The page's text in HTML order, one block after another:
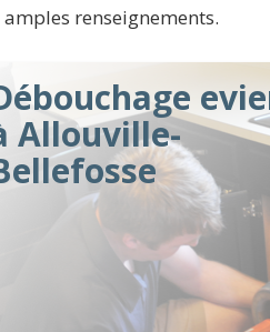
renseignements.
Allouville-